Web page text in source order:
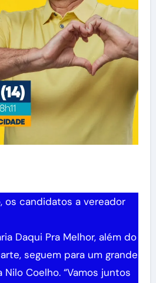
os candidatos a vereador
Daqui Pra Melhor, além do
seguem para um grande
Coelho. “Vamos juntos